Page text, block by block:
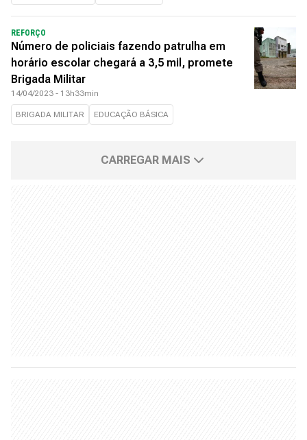
REFORÇO
Número de policiais fazendo patrulha em
horário escolar chegará a 3,5 mil, promete
Brigada Militar
14/04/2023 - 13h33min
BRIGADA MILITAR EDUCAÇÃO BÁSICA
CARREGAR MAIS